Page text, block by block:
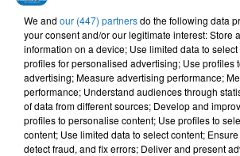
CHEB HAMIDOU, OMAR
KAMAL
Bahibek W Bes
LALGERINO, LYNDA
Bottega
L'HOROSCOPE
We and our (447) partnersdo the following data
your consent and/or our legitimate interest: Store
information on a device; Use limited data to
profiles for personalised advertising; Use profiles
advertising; Measure advertising performance;
performance; Understand audiences through
of data from different sources; Develop and
profiles to personalise content; Use profiles to
content; Use limited data to select content;
detect fraud, and fix errors; Deliver and present